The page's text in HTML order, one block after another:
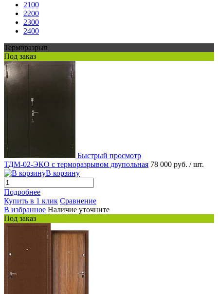
2100
2200
2300
2400
Терморазрыв
Под заказ
Быстрый просмотр
ТДМ-02-ЭКО с терморазрывом двупольная 78 000 руб. / шт.
В корзину
Подробнее
Купить в 1 клик Сравнение
В избранное Наличие уточните
Под заказ